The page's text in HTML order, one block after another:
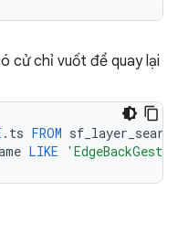
cử chỉ vuốt để quay lại
. ts FROM sf_layer_search
LIKE